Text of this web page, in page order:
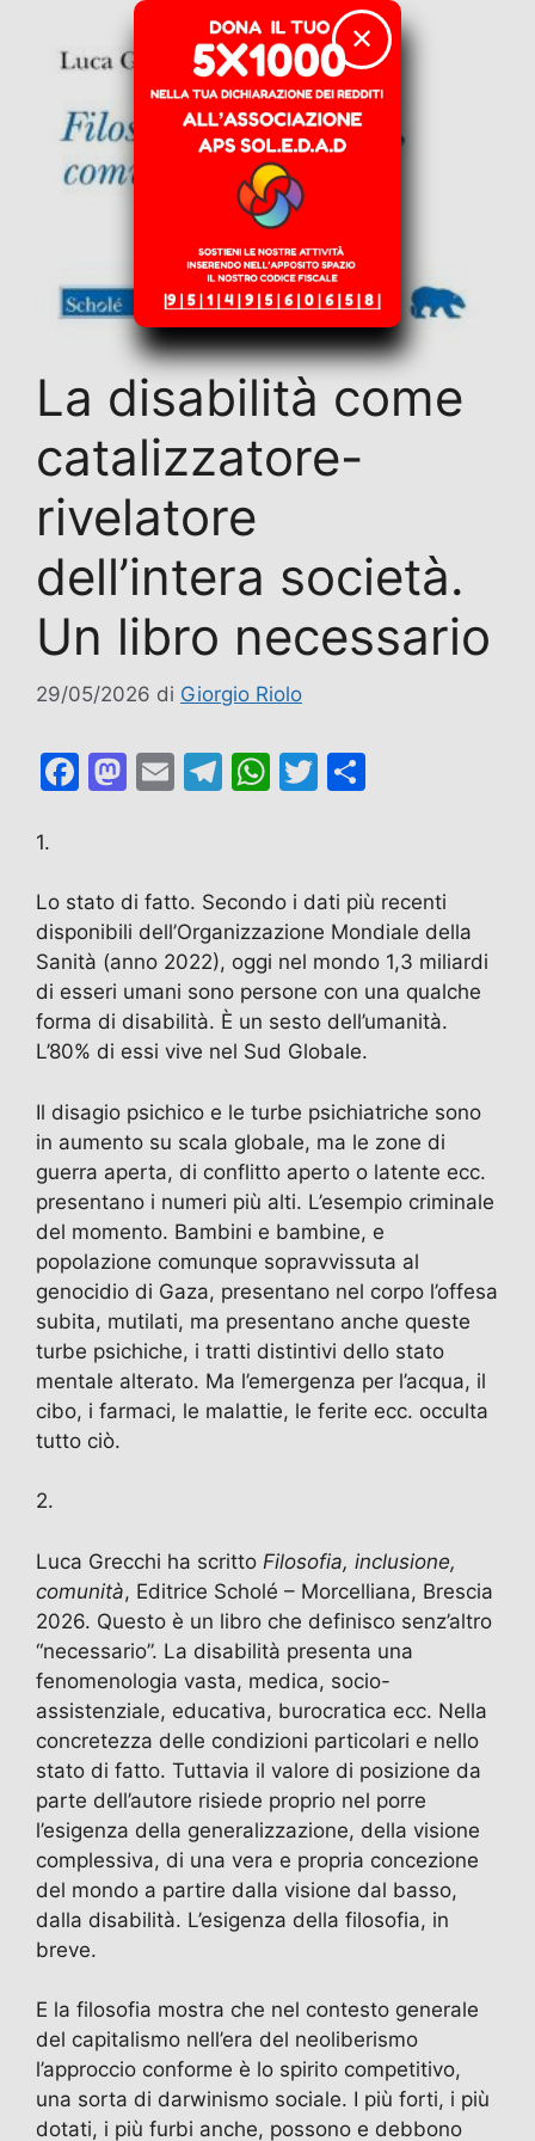
La disabilità come
catalizzatore-
rivelatore
dell’intera società.
Un libro necessario
29/05/2026 di Giorgio Riolo
F
e
b
o
o
k
M
o
d
o
n
E
l
T
gr
a
m
W
s
A
p
p
T
er di
vi
di
1.
Lo stato di fatto. Secondo i dati più recenti
disponibili dell’Organizzazione Mondiale della
Sanità (anno 2022), oggi nel mondo 1,3 miliardi
di esseri umani sono persone con una qualche
forma di disabilità. È un sesto dell’umanità.
L’80% di essi vive nel Sud Globale.
Il disagio psichico e le turbe psichiatriche sono
in aumento su scala globale, ma le zone di
guerra aperta, di conflitto aperto o latente ecc.
presentano i numeri più alti. L’esempio criminale
del momento. Bambini e bambine, e
popolazione comunque sopravvissuta al
genocidio di Gaza, presentano nel corpo l’offesa
subita, mutilati, ma presentano anche queste
turbe psichiche, i tratti distintivi dello stato
mentale alterato. Ma l’emergenza per l’acqua, il
cibo, i farmaci, le malattie, le ferite ecc. occulta
tutto ciò.
2.
Luca Grecchi ha scritto Filosofia, inclusione,
comunità, Editrice Scholé – Morcelliana, Brescia
2026. Questo è un libro che definisco senz’altro
“necessario”. La disabilità presenta una
fenomenologia vasta, medica, socio-
assistenziale, educativa, burocratica ecc. Nella
concretezza delle condizioni particolari e nello
stato di fatto. Tuttavia il valore di posizione da
parte dell’autore risiede proprio nel porre
l’esigenza della generalizzazione, della visione
complessiva, di una vera e propria concezione
del mondo a partire dalla visione dal basso,
dalla disabilità. L’esigenza della filosofia, in
breve.
E la filosofia mostra che nel contesto generale
del capitalismo nell’era del neoliberismo
l’approccio conforme è lo spirito competitivo,
una sorta di darwinismo sociale. I più forti, i più
dotati, i più furbi anche, possono e debbono
✕